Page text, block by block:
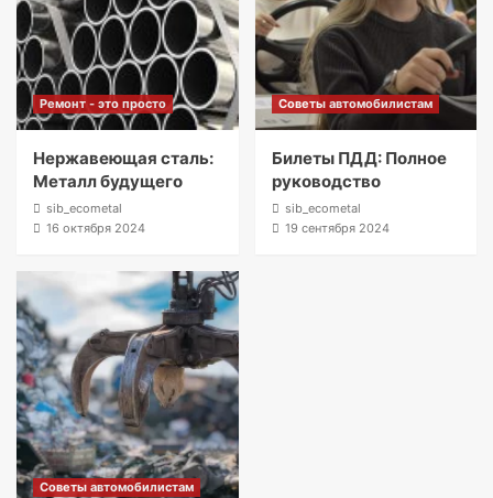
Ремонт - это просто
Нержавеющая сталь:
Металл будущего
sib_ecometal
16 октября 2024
Советы автомобилистам
Билеты ПДД: Полное
руководство
sib_ecometal
19 сентября 2024
Советы автомобилистам